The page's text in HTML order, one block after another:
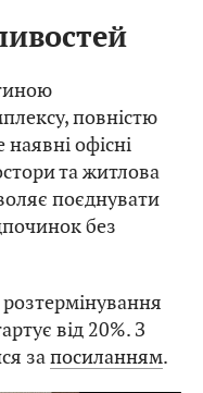
повністю
офісні
та житлова
поєднувати
без
від 20%. З
запосиланням.